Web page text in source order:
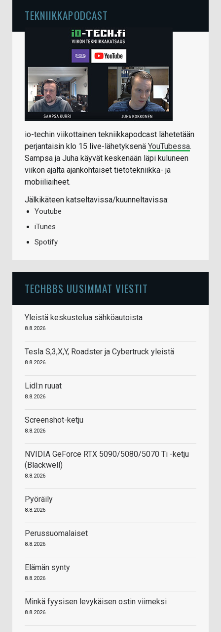
TEKNIIKKAPODCAST
io-techin viikottainen tekniikkapodcast lähetetään
perjantaisin klo 15 live-lähetyksenä YouTubessa.
Sampsa ja Juha käyvät keskenään läpi kuluneen
viikon ajalta ajankohtaiset tietotekniikka- ja
mobiiliaiheet.
Jälkikäteen katseltavissa/kuunneltavissa:
Youtube
iTunes
Spotify
TECHBBS UUSIMMAT VIESTIT
Yleistä keskustelua sähköautoista
8.8.2026
Tesla S,3,X,Y, Roadster ja Cybertruck yleistä
8.8.2026
Lidl:n ruuat
8.8.2026
Screenshot-ketju
8.8.2026
NVIDIA GeForce RTX 5090/5080/5070 Ti -ketju
(Blackwell)
8.8.2026
Pyöräily
8.8.2026
Perussuomalaiset
8.8.2026
Elämän synty
8.8.2026
Minkä fyysisen levykäisen ostin viimeksi
8.8.2026